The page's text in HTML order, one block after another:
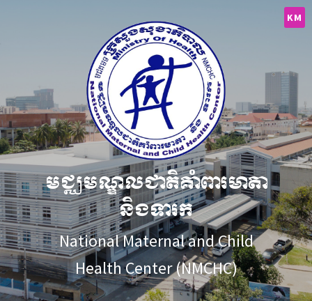
KM
មជ្ឈមណ្ឌលជាតិគាំពារមាតា
និងទារក
National Maternal and Child
Health Center (NMCHC)